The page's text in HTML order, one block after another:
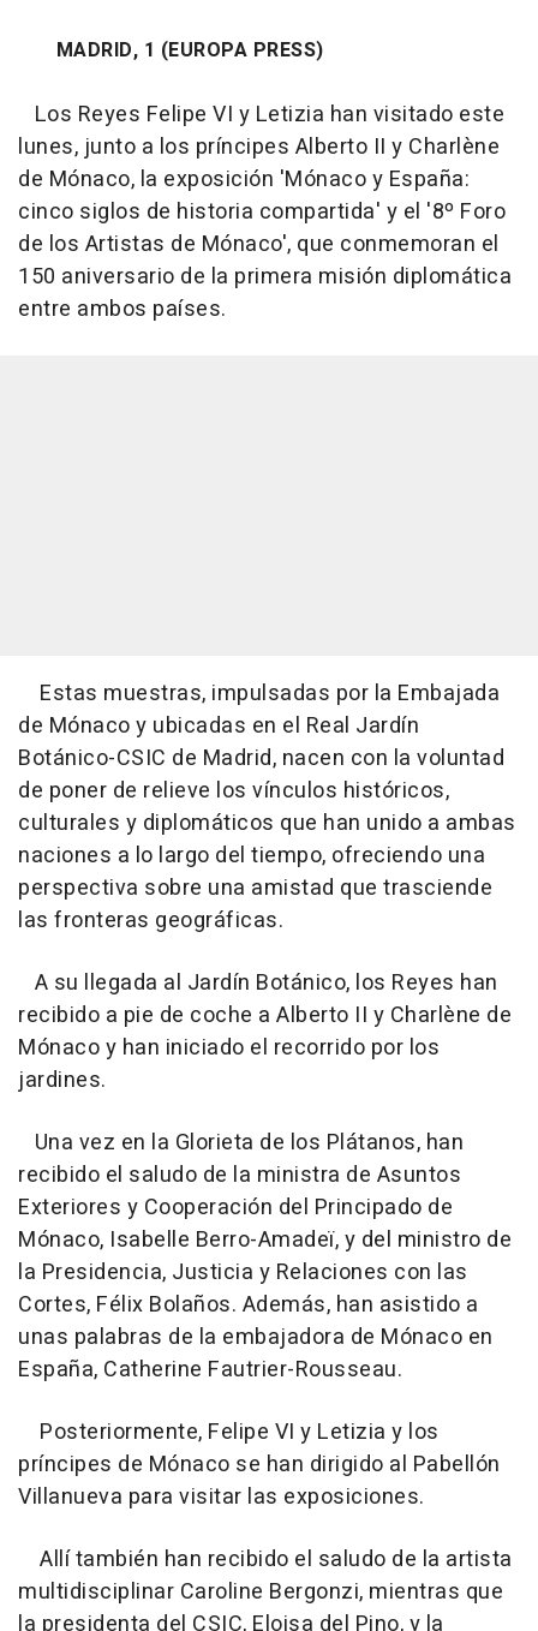
MADRID, 1 (EUROPA PRESS)
Los Reyes Felipe VI y Letizia han visitado este
lunes, junto a los príncipes Alberto II y Charlène
de Mónaco, la exposición 'Mónaco y España:
cinco siglos de historia compartida' y el '8º Foro
de los Artistas de Mónaco', que conmemoran el
150 aniversario de la primera misión diplomática
entre ambos países.
Estas muestras, impulsadas por la Embajada
de Mónaco y ubicadas en el Real Jardín
Botánico-CSIC de Madrid, nacen con la voluntad
de poner de relieve los vínculos históricos,
culturales y diplomáticos que han unido a ambas
naciones a lo largo del tiempo, ofreciendo una
perspectiva sobre una amistad que trasciende
las fronteras geográficas.
A su llegada al Jardín Botánico, los Reyes han
recibido a pie de coche a Alberto II y Charlène de
Mónaco y han iniciado el recorrido por los
jardines.
Una vez en la Glorieta de los Plátanos, han
recibido el saludo de la ministra de Asuntos
Exteriores y Cooperación del Principado de
Mónaco, Isabelle Berro-Amadeï, y del ministro de
la Presidencia, Justicia y Relaciones con las
Cortes, Félix Bolaños. Además, han asistido a
unas palabras de la embajadora de Mónaco en
España, Catherine Fautrier-Rousseau.
Posteriormente, Felipe VI y Letizia y los
príncipes de Mónaco se han dirigido al Pabellón
Villanueva para visitar las exposiciones.
Allí también han recibido el saludo de la artista
multidisciplinar Caroline Bergonzi, mientras que
la presidenta del CSIC, Eloisa del Pino, y la